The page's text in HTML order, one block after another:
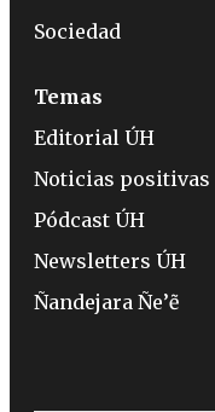
Sociedad
Temas
Editorial ÚH
Noticias positivas
Pódcast ÚH
Newsletters ÚH
Ñandejara Ñe’ẽ